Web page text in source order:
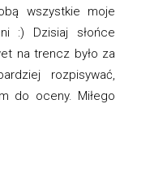
wszystkie moje
:) Dzisiaj słońce
na trencz było za
rozpisywać,
do oceny. Miłego